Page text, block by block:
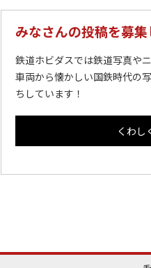
みなさんの投稿を募
鉄道ホビダスでは鉄道写真や
車両から懐かしい国鉄時代の
ちしています！
くわし